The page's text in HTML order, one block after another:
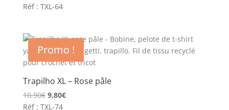
prix
9,80€.
prix
7,50€.
Réf : TXL-64
Promo !
Trapilho XL – Rose pâle
10,90€ Le
prix
9,80€Le
Réf : TXL-74